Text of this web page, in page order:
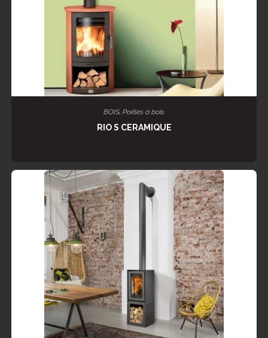
LIRE LA SUITE
BOIS, Poêles à bois
RIO S CERAMIQUE